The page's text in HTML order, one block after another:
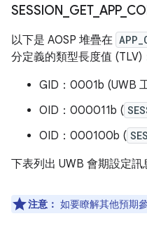
SESSION GET_ APP_
以下是 AOSP 堆疊在
分定義的類型長度值 (TLV)
GID：0001b (UWB
OID：000011b (
OID：000100b (
下表列出 UWB 會期設定訊
注意： 如要瞭解其他預期